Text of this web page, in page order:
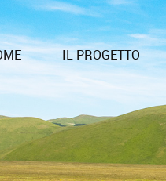
IL PROGETTO